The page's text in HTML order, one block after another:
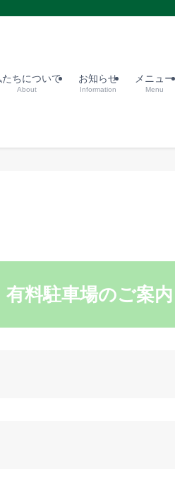
たちについて
About
お知らせ
Information
メニュー
Menu
有料駐車場のご案内